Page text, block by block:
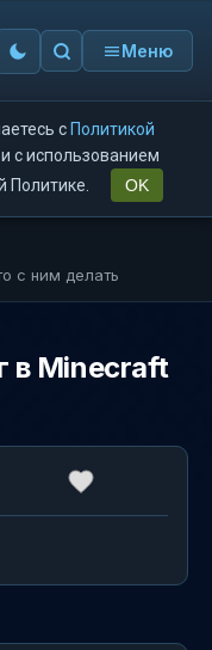
Меню
с Политикой
с использованием
Политике.
OK
с ним делать
в Minecraft